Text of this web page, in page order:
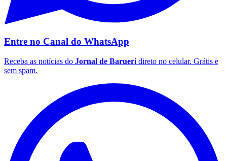
Entre no Canal do WhatsApp
Receba as notícias do Jornal de Barueri direto no celular. Grátis e
sem spam.